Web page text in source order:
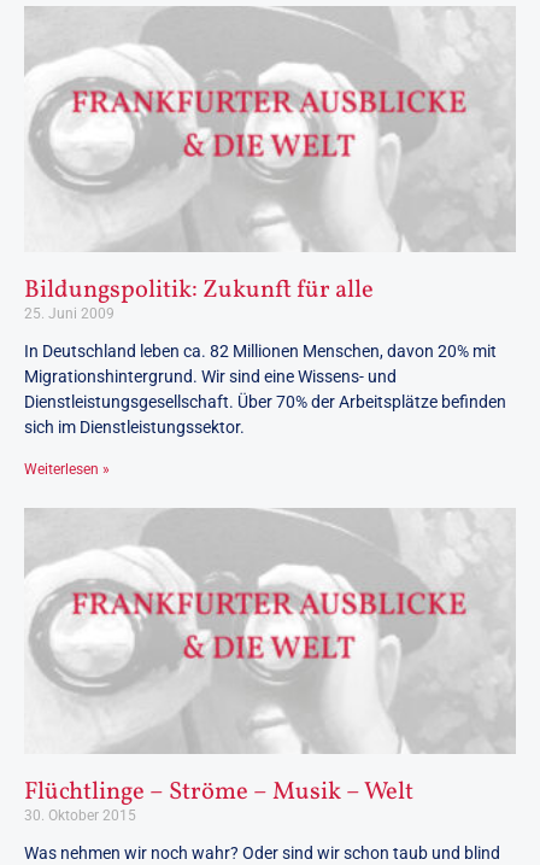
Bildungspolitik: Zukunft für alle
25. Juni 2009
In Deutschland leben ca. 82 Millionen Menschen, davon 20% mit
Migrationshintergrund. Wir sind eine Wissens- und
Dienstleistungsgesellschaft. Über 70% der Arbeitsplätze befinden
sich im Dienstleistungssektor.
Weiterlesen »
Flüchtlinge – Ströme – Musik – Welt
30. Oktober 2015
Was nehmen wir noch wahr? Oder sind wir schon taub und blind